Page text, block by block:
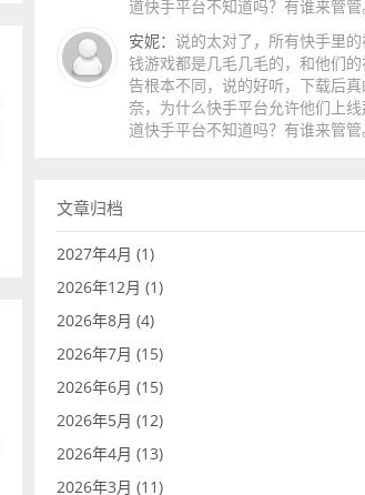
道快手平台不知道吗？有谁来管管
安妮： 说的太对了，所有快手里
钱游戏都是几毛几毛的，和他们
告根本不同，说的好听，下载后
奈，为什么快手平台允许他们上
道快手平台不知道吗？有谁来管管
文章归档
2027年4月 (1)
2026年12月 (1)
2026年8月 (4)
2026年7月 (15)
2026年6月 (15)
2026年5月 (12)
2026年4月 (13)
2026年3月 (11)